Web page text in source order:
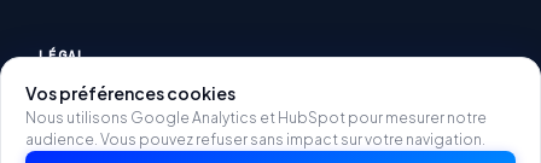
LÉGAL
CGV
Politique de confidentialité
Mentions légales
Vos préférences cookies
Nous utilisons Google Analytics et HubSpot pour mesurer notre
audience. Vous pouvez refuser sans impact sur votre navigation.